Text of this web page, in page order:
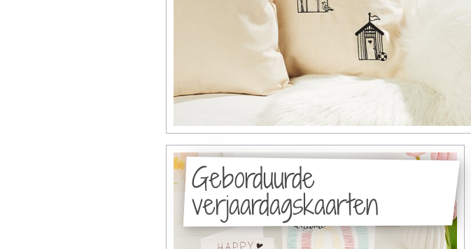
Geborduurde
verjaardagskaarten